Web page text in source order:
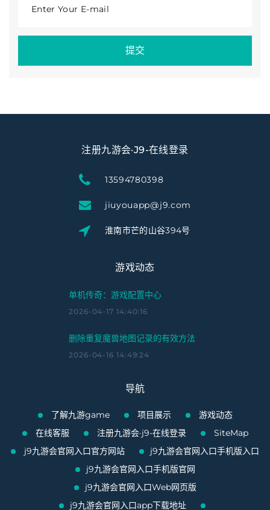
Enter Your E-mail
提交
注册九游会·J9-在线登录
13594780398
jiuyouapp@j9.com
淮南市芒的山谷394号
游戏动态
单机传奇：游戏配置中心
2026-04-17 14:40:16
删除重复魔兽地图记录的有效方法
2026-04-16 14:49:24
导航
了解九游game 项目展示
游戏动态
在线客服
注册九游会·j9-在线登录
SiteMap
j9九游会官网入口官方网站
j9九游会官网入口手机版入口
j9九游会官网入口手机版官网
j9九游会官网入口Web网页版
j9九游会官网入口app下载地址